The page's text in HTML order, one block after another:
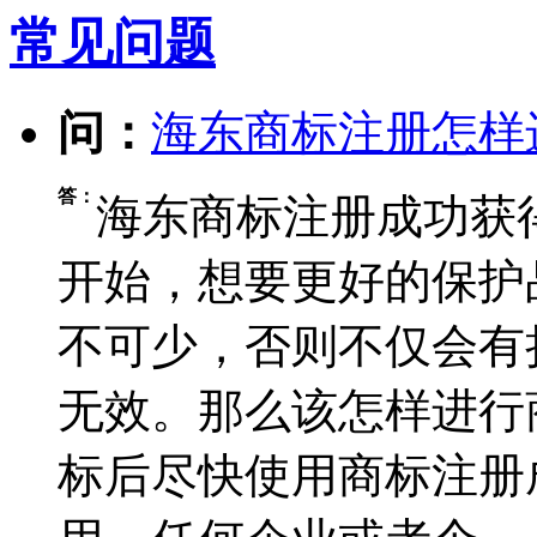
常见问题
问： 海东商标注册怎
答： 海东商标注册成功获
开始，想要更好的保
不可少，否则不仅会
无效。那么该怎样进
标后尽快使用商标注